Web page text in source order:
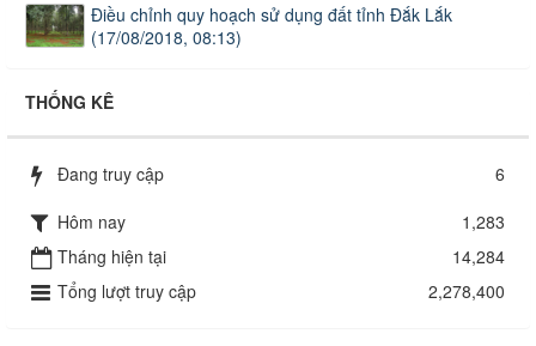
Điều chỉnh quy hoạch sử dụng đất tỉnh Đắk Lắk
(17/08/2018, 08:13)
THỐNG KÊ
Đang truy cập
6
Hôm nay
1,283
Tháng hiện tại
14,284
Tổng lượt truy cập
2,278,400